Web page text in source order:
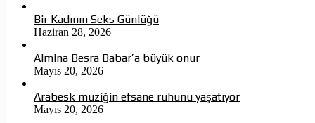
Bir Kadının Seks Günlüğü
Haziran 28, 2026
Almina Besra Babar’a büyük onur
Mayıs 20, 2026
Arabesk müziğin efsane ruhunu yaşatıyor
Mayıs 20, 2026